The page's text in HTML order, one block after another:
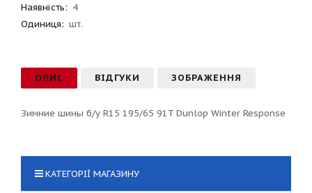
Наявність: 4
Одиниця: шт.
ОПИС ВІДГУКИ ЗОБРАЖЕННЯ
Зимние шины б/у R15 195/65 91T Dunlop Winter Response
КАТЕГОРІЇ МАГАЗИНУ